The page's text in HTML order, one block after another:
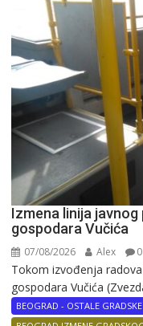
Izmena linija
gospodara Vučića
07/08/2026 Alex 0
Tokom izvođenja
gospodara Vučića
BEOGRAD - OSTALE